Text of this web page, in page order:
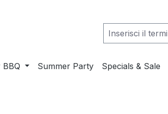
BBQ Summer Party Specials & Sale